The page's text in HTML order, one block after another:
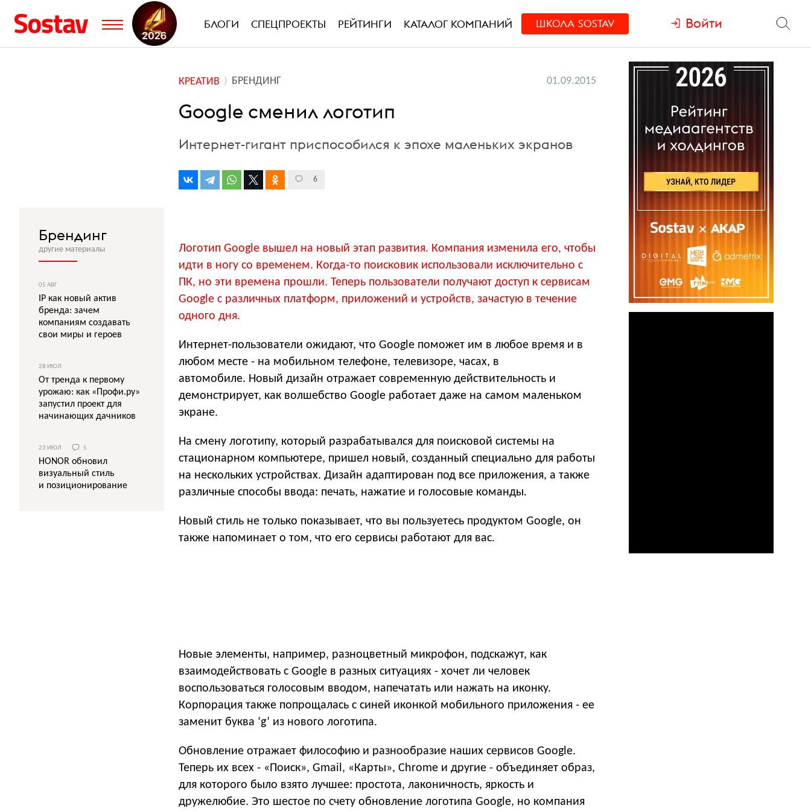
БЛОГИ СПЕЦПРОЕКТЫ РЕЙТИНГИ КАТАЛОГ КОМПАНИЙ ШКОЛА SOSTAV Войти
КРЕАТИВ БРЕНДИНГ 01.09.2015
Google сменил логотип
Интернет-гигант приспособился к эпохе маленьких экранов
6
Логотип Google вышел на новый этап развития. Компания изменила его, чтобы
идти в ногу со временем. Когда-то поисковик использовали исключительно с
ПК, но эти времена прошли. Теперь пользователи получают доступ к сервисам
Google с различных платформ, приложений и устройств, зачастую в течение
одного дня.
Интернет-пользователи ожидают, что Google поможет им в любое время и в
любом месте - на мобильном телефоне, телевизоре, часах, в
автомобиле. Новый дизайн отражает современную действительность и
демонстрирует, как волшебство Google работает даже на самом маленьком
экране.
На смену логотипу, который разрабатывался для поисковой системы на
стационарном компьютере, пришел новый, созданный специально для работы
на нескольких устройствах. Дизайн адаптирован под все приложения, а также
различные способы ввода: печать, нажатие и голосовые команды.
Новый стиль не только показывает, что вы пользуетесь продуктом Google, он
также напоминает о том, что его сервисы работают для вас.
Новые элементы, например, разноцветный микрофон, подскажут, как
взаимодействовать с Google в разных ситуациях - хочет ли человек
воспользоваться голосовым вводом, напечатать или нажать на иконку.
Корпорация также попрощалась с синей иконкой мобильного приложения - ее
заменит буква ‘g’ из нового логотипа.
Обновление отражает философию и разнообразие наших сервисов Google.
Теперь их всех - «Поиск», Gmail, «Карты», Chrome и другие - объединяет образ,
для которого было взято лучшее: простота, лаконичность, яркость и
дружелюбие. Это шестое по счету обновление логотипа Google, но компания
Брендинг
другие материалы
05 АВГ
IP как новый актив
бренда: зачем
компаниям создавать
свои миры и героев
28 ИЮЛ
От тренда к первому
урожаю: как «Профи.ру»
запустил проект для
начинающих дачников
23 ИЮЛ 5
HONOR обновил
визуальный стиль
и позиционирование